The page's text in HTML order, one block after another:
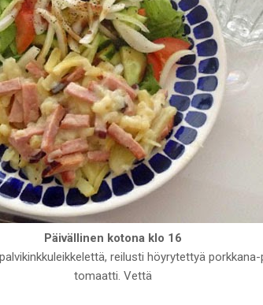
Päivällinen kotona klo 16
reilusti höyrytettyä
tomaatti. Vettä